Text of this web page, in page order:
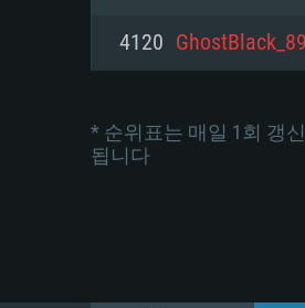
4120
* 순위표는 매일 1회 갱신
됩니다